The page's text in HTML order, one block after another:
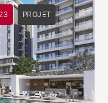
PROJET